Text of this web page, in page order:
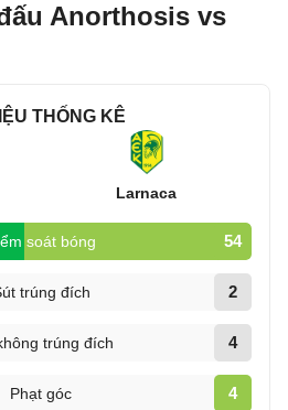
Anorthosis vs
THỐNG KÊ
Larnaca
soát bóng 54
trúng đích 2
trúng đích 4
Phạt góc 4